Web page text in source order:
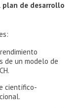
de desarrollo
de un modelo de
científico-